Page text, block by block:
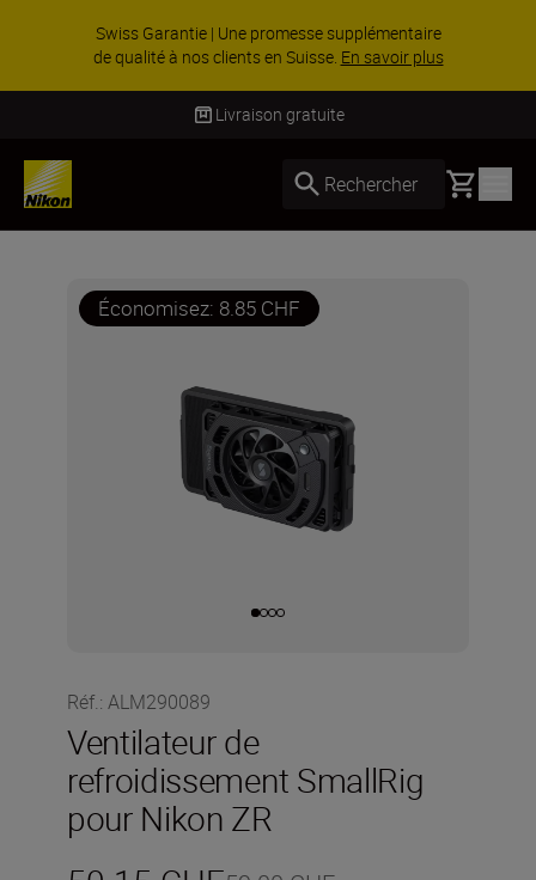
ACCESSOIRES EN PROMOTION | Économisez 15
% sur une sélection d’accessoires, complétez
votre kit dès ...Acheter maintenant
Livraison gratuite
Rechercher Basket
Économisez: 8.85 CHF
Réf.: ALM290089
Ventilateur de
refroidissement SmallRig
pour Nikon ZR